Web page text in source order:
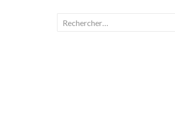
Rechercher :